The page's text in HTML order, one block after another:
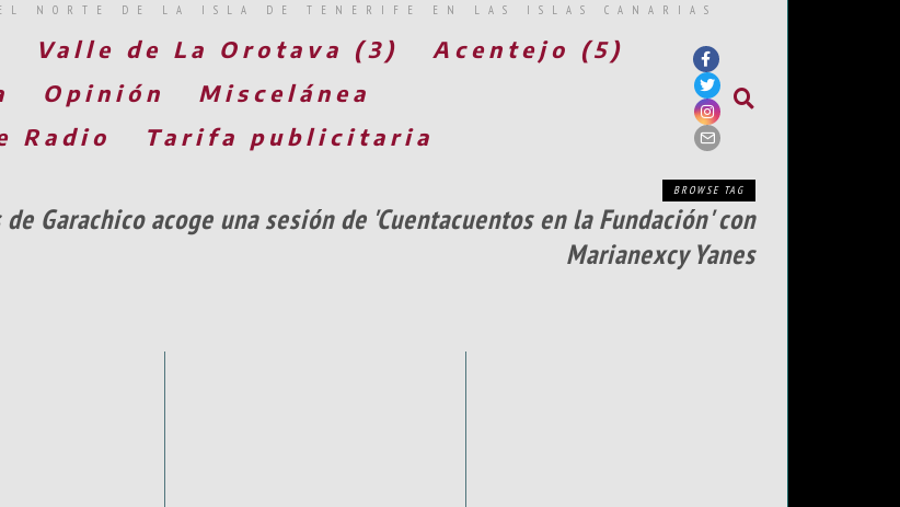
NORTE DE LA ISLA DE TENERIFE EN LAS ISLAS CANARIAS
Valle de La Orotava (3)
Acentejo (5)
Opinión
Miscelánea
Radio
Tarifa publicitaria
BROWSE TAG
Garachico acoge una sesión de 'Cuentacuentos en la Fundación' con
Marianexcy Yanes